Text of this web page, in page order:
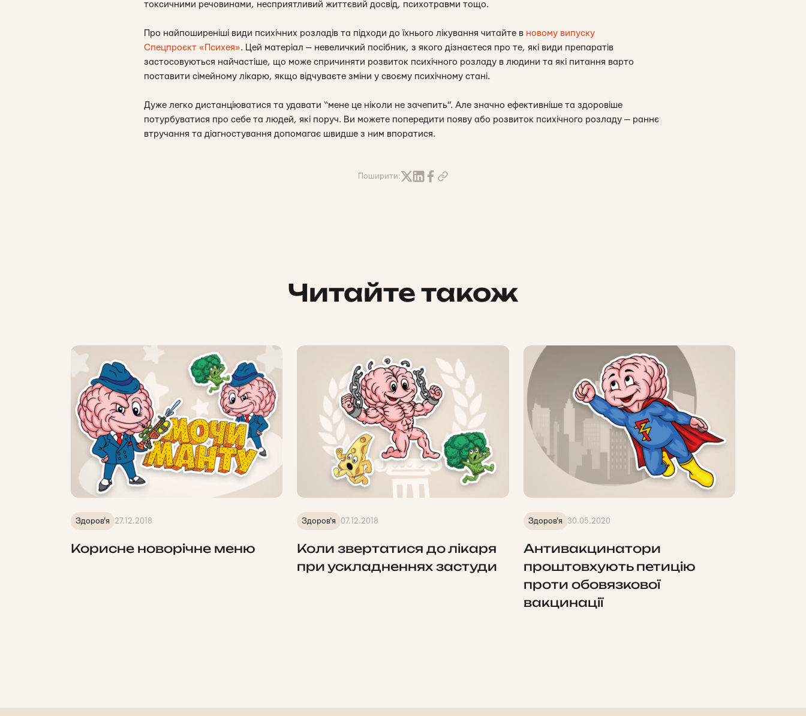
токсичними речовинами, несприятливий життєвий досвід, психотравми тощо.
Про найпоширеніші види психічних розладів та підходи до їхнього лікування читайте в новому випуску
Спецпроєкт «Психея». Цей матеріал — невеличкий посібник, з якого дізнаєтеся про те, які види препаратів
застосовуються найчастіше, що може спричиняти розвиток психічного розладу в людини та які питання варто
поставити сімейному лікарю, якщо відчуваєте зміни у своєму психічному стані.
Дуже легко дистанціюватися та удавати “мене це ніколи не зачепить”. Але значно ефективніше та здоровіше
потурбуватися про себе та людей, які поруч. Ви можете попередити появу або розвиток психічного розладу — раннє
втручання та діагностування допомагає швидше з ним впоратися.
Поширити:
Читайте також
Здоров'я 27.12.2018
Корисне новорічне меню
Здоров'я 07.12.2018
Коли звертатися до лікаря
при ускладненнях застуди
Здоров'я 30.05.2020
Антивакцинатори
проштовхують петицію
проти обовязкової
вакцинації